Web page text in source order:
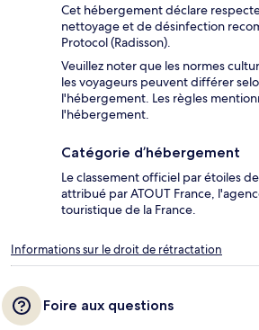
Cet hébergement déclare
nettoyage et de désinfection
Protocol (Radisson).
Veuillez noter que les normes
les voyageurs peuvent différer
l'hébergement. Les règles
l'hébergement.
Catégorie d’hébergement
Le classement officiel par étoiles
attribué par ATOUT France,
touristique de la France.
Informations sur le droit de rétractation
Foire aux questions